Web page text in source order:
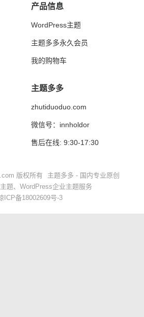
产品信息
WordPress主题
主题多多永久会员
我的购物车
主题多多
zhutiduoduo.com
微信号：innholdor
售后在线: 9:30-17:30
版权所有
主题多多 - 国内专业原创
题、WordPress企业主题服务
ICP备18002609号-3